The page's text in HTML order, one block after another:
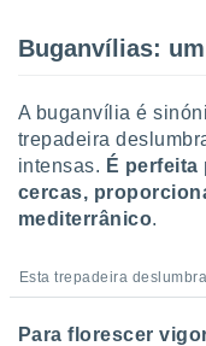
de
1199
Buganvílias:
A buganvília é
trepadeira
intensas. É
cercas,
mediterrânico.
Esta trepadeira
Para florescer